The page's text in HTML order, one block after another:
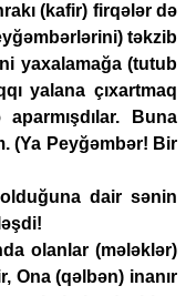
(kafir) firqələr də
təkzib
yaxalamağa (tutub
yalana çıxartmaq
Buna
(Ya Peyğəmbər! Bir
dair sənin
olanlar (mələklər)
Ona (qəlbən) inanır